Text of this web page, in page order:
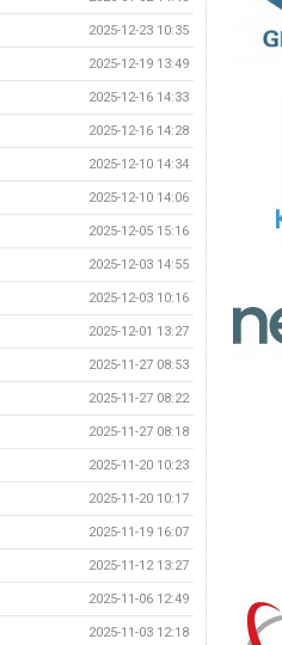
2025-12-23 10:35
2025-12-19 13:49
2025-12-16 14:33
2025-12-16 14:28
2025-12-10 14:34
2025-12-10 14:06
2025-12-05 15:16
2025-12-03 14:55
2025-12-03 10:16
2025-12-01 13:27
2025-11-27 08:53
2025-11-27 08:22
2025-11-27 08:18
2025-11-20 10:23
2025-11-20 10:17
2025-11-19 16:07
2025-11-12 13:27
2025-11-06 12:49
2025-11-03 12:18